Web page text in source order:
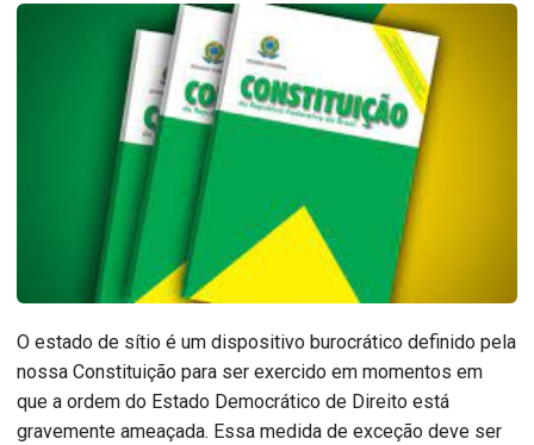
O estado de sítio é um dispositivo burocrático definido pela
nossa Constituição para ser exercido em momentos em
que a ordem do Estado Democrático de Direito está
gravemente ameaçada. Essa medida de exceção deve ser